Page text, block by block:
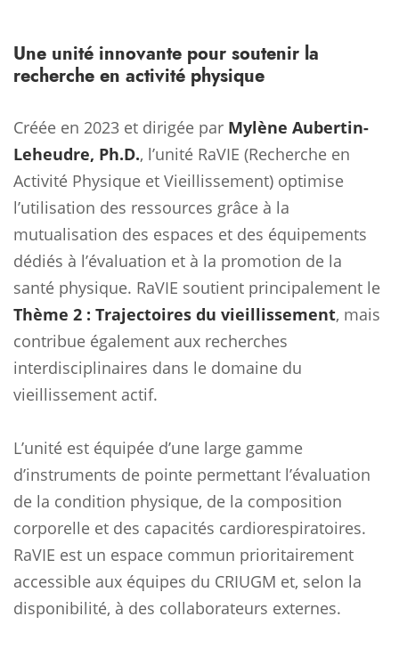
Une unité innovante pour soutenir la
recherche en activité physique
Créée en 2023 et dirigée par Mylène Aubertin-
Leheudre, Ph.D., l’unité RaVIE (Recherche en
Activité Physique et Vieillissement) optimise
l’utilisation des ressources grâce à la
mutualisation des espaces et des équipements
dédiés à l’évaluation et à la promotion de la
santé physique. RaVIE soutient principalement le
Thème 2 : Trajectoires du vieillissement, mais
contribue également aux recherches
interdisciplinaires dans le domaine du
vieillissement actif.
L’unité est équipée d’une large gamme
d’instruments de pointe permettant l’évaluation
de la condition physique, de la composition
corporelle et des capacités cardiorespiratoires.
RaVIE est un espace commun prioritairement
accessible aux équipes du CRIUGM et, selon la
disponibilité, à des collaborateurs externes.